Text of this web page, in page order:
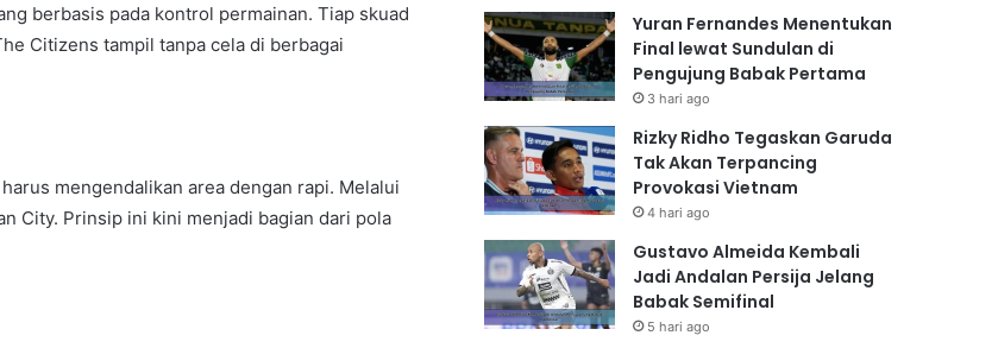
berbasis pada kontrol permainan. Tiap skuad
Citizens tampil tanpa cela di berbagai
mengendalikan area dengan rapi. Melalui
City. Prinsip ini kini menjadi bagian dari pola
Yuran Fernandes Menentukan
Final lewat Sundulan di
Pengujung Babak Pertama
3 hari ago
Rizky Ridho Tegaskan Garuda
Tak Akan Terpancing
Provokasi Vietnam
4 hari ago
Gustavo Almeida Kembali
Jadi Andalan Persija Jelang
Babak Semifinal
5 hari ago